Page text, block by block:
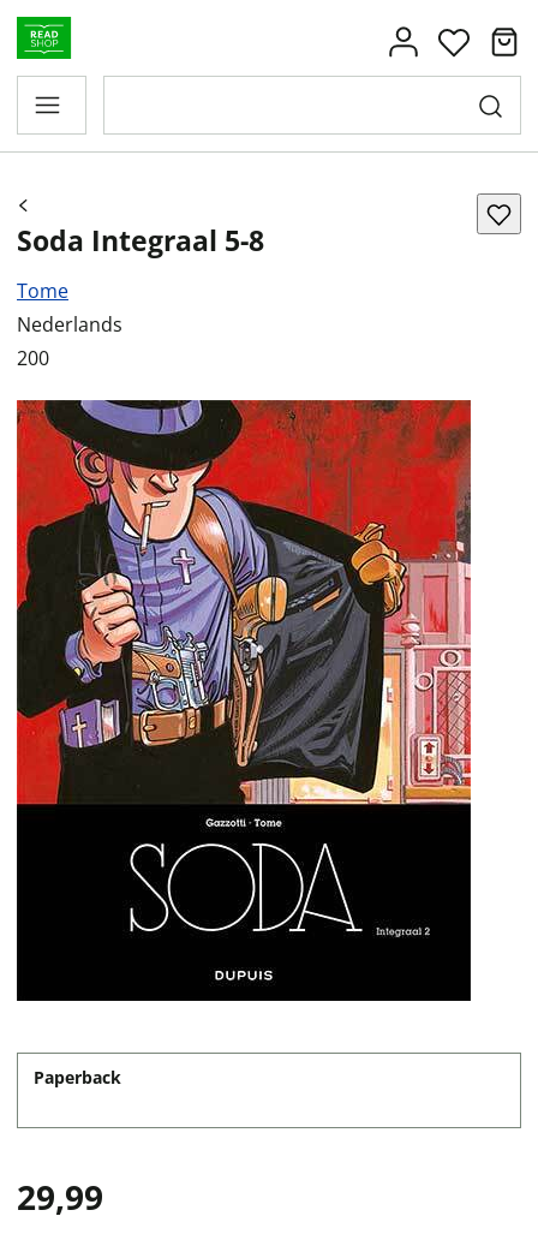
Soda Integraal 5-8
Tome
Nederlands
200
Paperback
29,99